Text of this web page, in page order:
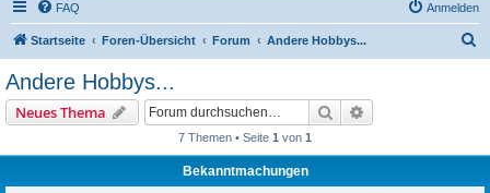
FAQ Anmelden
Startseite Foren-Übersicht Forum Andere Hobbys...
Andere Hobbys...
Neues Thema Suche
7 Themen • Seite 1 von 1
Bekanntmachungen